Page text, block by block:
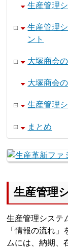
生産管理
生産管理
ント
大塚商会
大塚商会
生産管理
まとめ
生産管理
生産管理システ
「情報の流れ
ムには、納期、